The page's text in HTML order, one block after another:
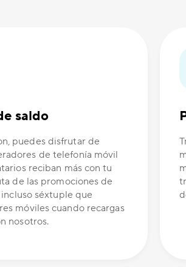
saldo
puedes disfrutar de
de telefonía móvil
reciban más con tu
de las promociones de
séxtuple que
móviles cuando recargas
nosotros.